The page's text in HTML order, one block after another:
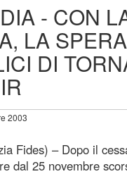
- CON
LA
DI
2003
Fides) – Dopo il
dal 25 novembre